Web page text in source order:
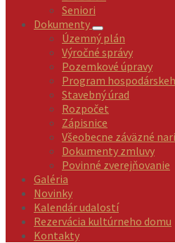
Seniori
Dokumenty
Územný plán
Výročné správy
Pozemkové úpravy
Program
Stavebný úrad
Rozpočet
Zápisnice
Všeobecne záväzné
Dokumenty zmluvy
Povinné zverejňovanie
Galéria
Novinky
Kalendár udalostí
Rezervácia kultúrneho domu
Kontakty